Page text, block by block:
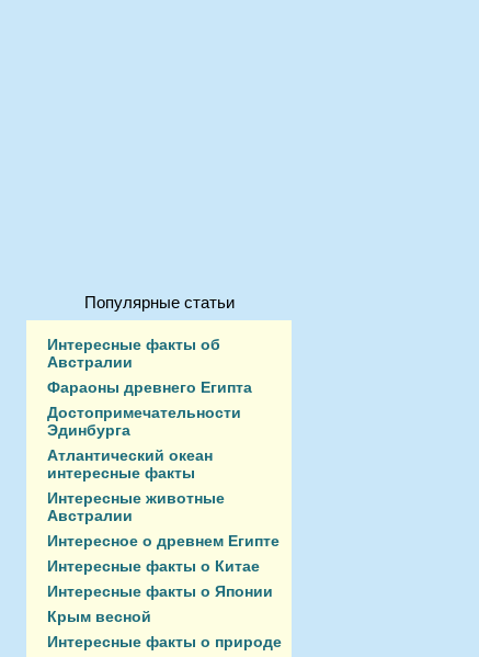
Популярные статьи
Интересные факты об
Австралии
Фараоны древнего Египта
Достопримечательности
Эдинбурга
Атлантический океан
интересные факты
Интересные животные
Австралии
Интересное о древнем Египте
Интересные факты о Китае
Интересные факты о Японии
Крым весной
Интересные факты о природе